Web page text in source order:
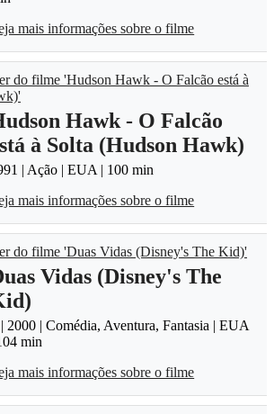
mais informações sobre o filme
Hawk - O Falcão
à Solta (Hudson Hawk)
| Ação | EUA | 100 min
mais informações sobre o filme
Vidas (Disney's The
2000 | Comédia, Aventura, Fantasia | EUA
min
mais informações sobre o filme